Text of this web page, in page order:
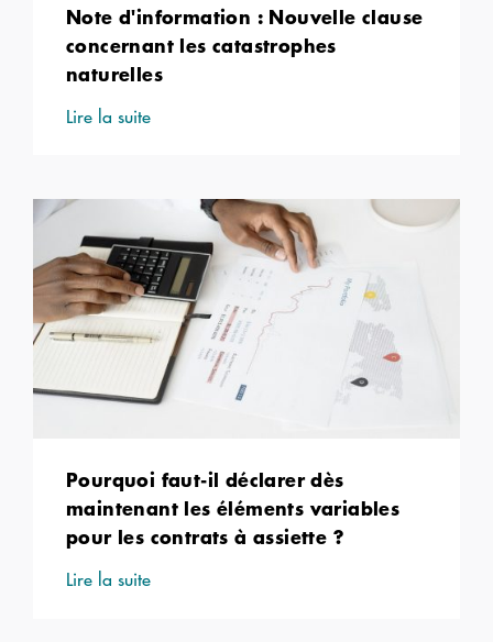
Note d'information : Nouvelle clause
concernant les catastrophes
naturelles
Lire la suite
Pourquoi faut-il déclarer dès
maintenant les éléments variables
pour les contrats à assiette ?
Lire la suite